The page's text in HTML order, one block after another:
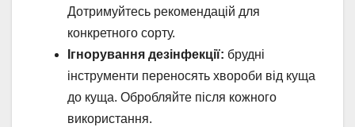
Дотримуйтесь рекомендацій для
конкретного сорту.
Ігнорування дезінфекції: брудні
інструменти переносять хвороби від куща
до куща. Обробляйте після кожного
використання.